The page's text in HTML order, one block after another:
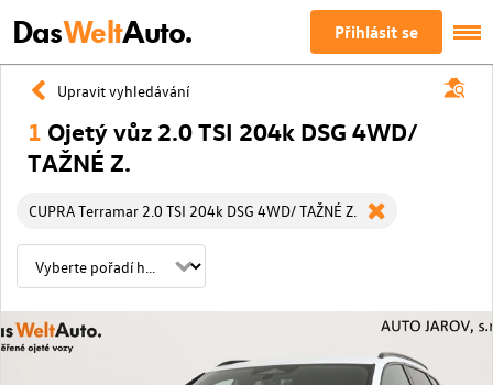
DasWeltAuto. Přihlásit se
Upravit vyhledávání
1 Ojetý vůz 2.0 TSI 204k DSG 4WD/
TAŽNÉ Z.
CUPRA Terramar 2.0 TSI 204k DSG 4WD/ TAŽNÉ Z.